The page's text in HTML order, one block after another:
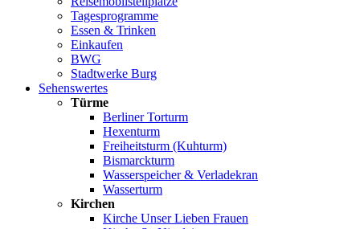
Tagesprogramme
Essen & Trinken
Einkaufen
BWG
Stadtwerke Burg
Sehenswertes
Türme
Berliner Torturm
Hexenturm
Freiheitsturm (Kuhturm)
Bismarckturm
Wasserspeicher & Verladekran
Wasserturm
Kirchen
Kirche Unser Lieben Frauen